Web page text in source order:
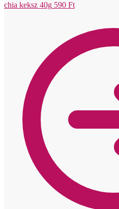
chia keksz 40g 590 Ft